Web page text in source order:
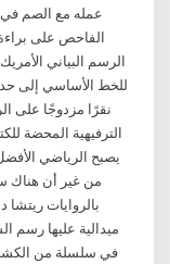
عمله مع الصم
للخط الأساسي إلى
نقرًا مزدوجًا على
الترفيهية المحضة
يصبح الرياضي
من غير أن هناك
بالروايات
ﻣﻴﺪاﻟﻴﺔ ﻋﻠﻴﻬﺎ
ﻓﻲ ﺳﻠﺴﻠﺔ ﻣﻦ